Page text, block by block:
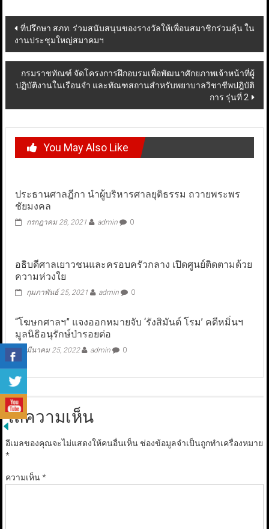
Post
navigation
ที่ปรึกษา สภท. ร่วมสนับสนุนของรางวัลให้เพื่อนสมาชิกร่วมลุ้น ใน
งานประชุมใหญ่สมาคมฯ
กรมราชทัณฑ์ จัดโครงการฝึกอบรมเพื่อพัฒนาศักยภาพเจ้าหน้าที่ผู้
ปฏิบัติงานในเรือนจำ และทัณฑสถานสำหรับพยาบาลวิชาชีพปฎิบัติ
การ รุ่นที่ 2
You May Also Like
ประธานศาลฎีกา นำผู้บริหารศาลยุติธรรม ถวายพระพร
ชัยมงคล
กรกฎาคม 28, 2021 admin 0
อธิบดีศาลเยาวชนและครอบครัวกลาง เปิดศูนย์ติดตามด้วย
ความห่วงใย
กุมภาพันธ์ 25, 2021 admin 0
“โฆษกศาลฯ” แจงออกหมายจับ ‘รังสิมันต์ โรม’ คดีหมิ่นฯ
มูลนิธิอนุรักษ์ป่ารอยต่อ
มีนาคม 25, 2022 admin 0
ใส่ความเห็น
อีเมลของคุณจะไม่แสดงให้คนอื่นเห็น ช่องข้อมูลจำเป็นถูกทำเครื่องหมาย
*
ความเห็น*